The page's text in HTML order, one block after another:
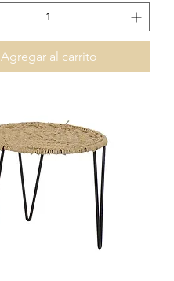
Agregar al carrito